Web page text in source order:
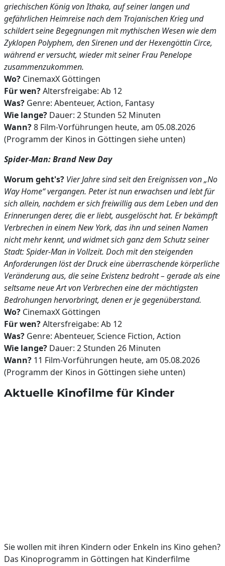
griechischen König von Ithaka, auf seiner langen und
gefährlichen Heimreise nach dem Trojanischen Krieg und
schildert seine Begegnungen mit mythischen Wesen wie dem
Zyklopen Polyphem, den Sirenen und der Hexengöttin Circe,
während er versucht, wieder mit seiner Frau Penelope
zusammenzukommen.
Wo? CinemaxX Göttingen
Für wen?Altersfreigabe: Ab 12
Was? Genre: Abenteuer, Action, Fantasy
Wie lange? Dauer: 2 Stunden 52 Minuten
Wann?8 Film-Vorführungen heute, am 05.08.2026
(Programm der Kinos in Göttingen siehe unten)
Spider-Man: Brand New Day
Worum geht's? Vier Jahre sind seit den Ereignissen von „No
Way Home“ vergangen. Peter ist nun erwachsen und lebt für
sich allein, nachdem er sich freiwillig aus dem Leben und den
Erinnerungen derer, die er liebt, ausgelöscht hat. Er bekämpft
Verbrechen in einem New York, das ihn und seinen Namen
nicht mehr kennt, und widmet sich ganz dem Schutz seiner
Stadt: Spider-Man in Vollzeit. Doch mit den steigenden
Anforderungen löst der Druck eine überraschende körperliche
Veränderung aus, die seine Existenz bedroht – gerade als eine
seltsame neue Art von Verbrechen eine der mächtigsten
Bedrohungen hervorbringt, denen er je gegenüberstand.
Wo? CinemaxX Göttingen
Für wen?Altersfreigabe: Ab 12
Was? Genre: Abenteuer, Science Fiction, Action
Wie lange? Dauer: 2 Stunden 26 Minuten
Wann? 11 Film-Vorführungen heute, am 05.08.2026
(Programm der Kinos in Göttingen siehe unten)
Aktuelle Kinofilme für Kinder
Sie wollen mit ihren Kindern oder Enkeln ins Kino gehen?
Das Kinoprogramm in Göttingen hat Kinderfilme